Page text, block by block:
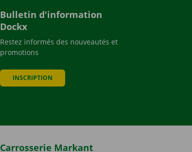
Bulletin d'information
Dockx
Restez informés des nouveautés et
promotions
INSCRIPTION
Carrosserie Markant